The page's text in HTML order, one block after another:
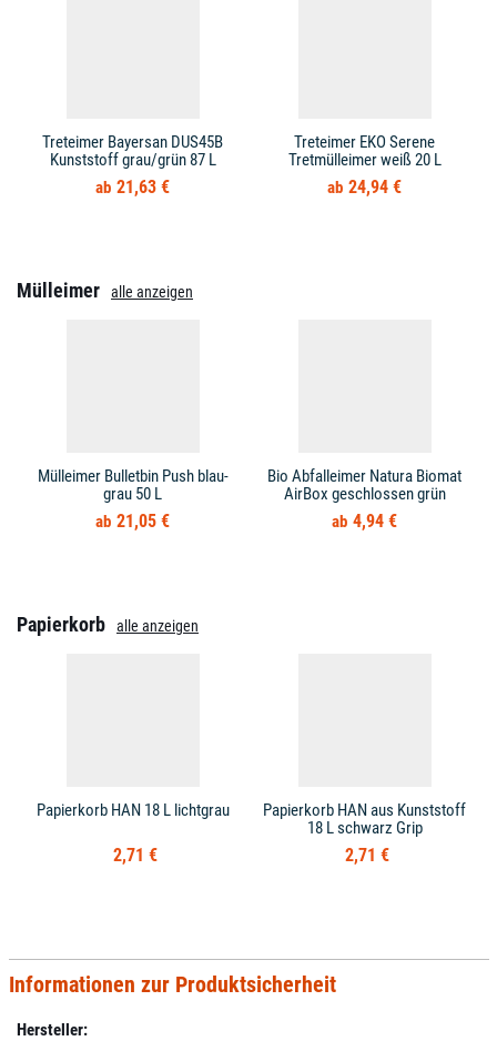
Treteimer Bayersan DUS45B
Kunststoff grau/grün 87 L
21,63 €
Treteimer EKO Serene
Tretmülleimer weiß 20 L
24,94 €
Mülleimer alle anzeigen
Mülleimer Bulletbin Push blau-
grau 50 L
21,05 €
Bio Abfalleimer Natura Biomat
AirBox geschlossen grün
4,94 €
Papierkorb alle anzeigen
Papierkorb HAN 18 L lichtgrau
2,71 €
Papierkorb HAN aus Kunststoff
18 L schwarz Grip
2,71 €
Informationen zur Produktsicherheit
Hersteller: